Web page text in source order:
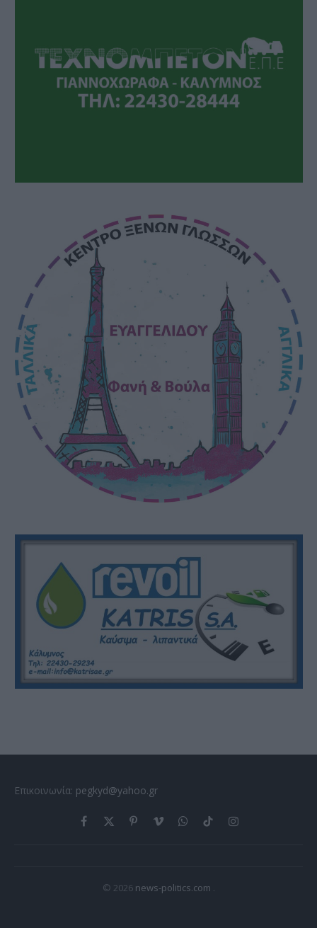
Επικοινωνία: pegkyd@yahoo.gr
Facebook
X
PinterestVimeoWhatsApp
TikTokInstagram
© 2026 news-politics.com .